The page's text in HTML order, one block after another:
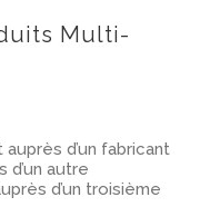
Multi-
d’un fabricant
d’un autre
d’un troisième